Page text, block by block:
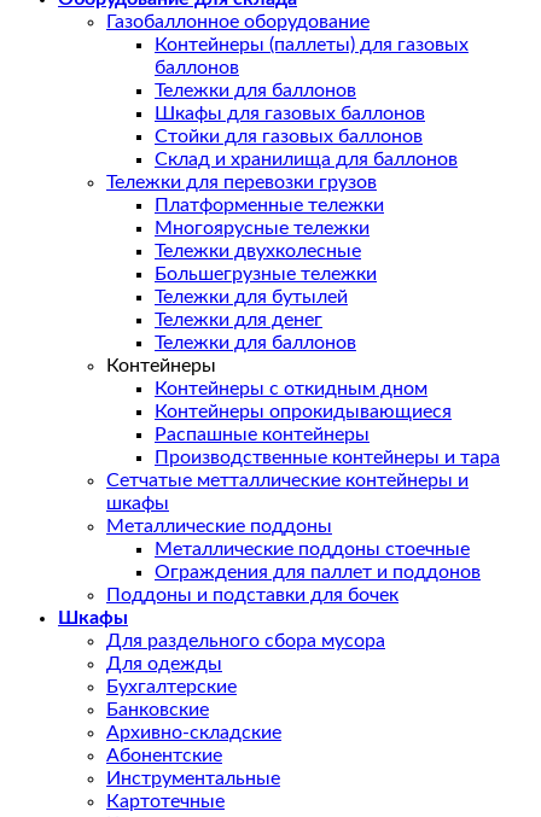
Газобаллонное оборудование
Контейнеры (паллеты) для газовых
баллонов
Тележки для баллонов
Шкафы для газовых баллонов
Стойки для газовых баллонов
Склад и хранилища для баллонов
Тележки для перевозки грузов
Платформенные тележки
Многоярусные тележки
Тележки двухколесные
Большегрузные тележки
Тележки для бутылей
Тележки для денег
Тележки для баллонов
Контейнеры
Контейнеры с откидным дном
Контейнеры опрокидывающиеся
Распашные контейнеры
Производственные контейнеры и тара
Сетчатые метталлические контейнеры и
шкафы
Металлические поддоны
Металлические поддоны стоечные
Ограждения для паллет и поддонов
Поддоны и подставки для бочек
Шкафы
Для раздельного сбора мусора
Для одежды
Бухгалтерские
Банковские
Архивно-складские
Абонентские
Инструментальные
Картотечные